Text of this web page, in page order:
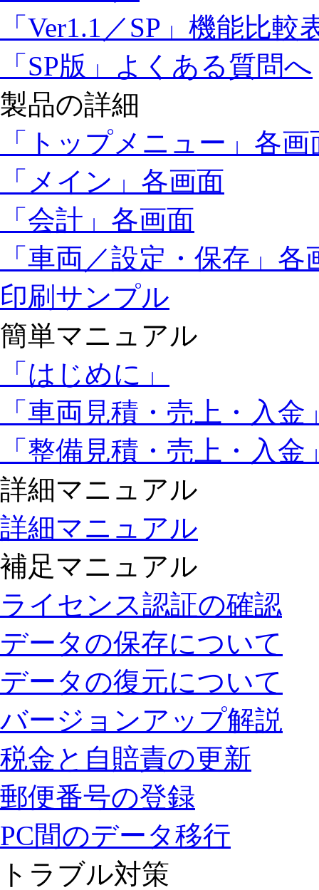
「Ver1.1／SP」機能比較
「SP版」よくある質問へ
製品の詳細
「トップメニュー」各画
「メイン」各画面
「会計」各画面
「車両／設定・保存」各
印刷サンプル
簡単マニュアル
「はじめに」
「車両見積・売上・入金
「整備見積・売上・入金
詳細マニュアル
詳細マニュアル
補足マニュアル
ライセンス認証の確認
データの保存について
データの復元について
バージョンアップ解説
税金と自賠責の更新
郵便番号の登録
PC間のデータ移行
トラブル対策